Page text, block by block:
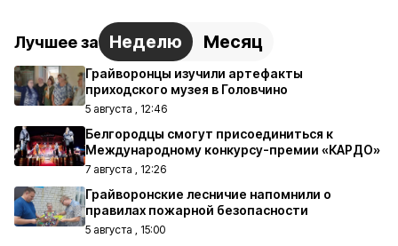
Лучшее за Неделю Месяц
Грайворонцы изучили артефакты
приходского музея в Головчино
5 августа , 12:46
Белгородцы смогут присоединиться к
Международному конкурсу-премии «КАРДО»
7 августа , 12:26
Грайворонские лесничие напомнили о
правилах пожарной безопасности
5 августа , 15:00